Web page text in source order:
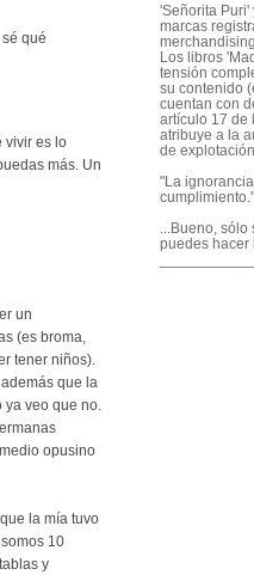
qué
vivir es lo
más. Un
un
(es broma,
tener niños).
que la
ya veo que no.
opusino
la mía tuvo
10
y
'Señorita Puri'
marcas
Los libros
tensión
su contenido
cuentan con
artículo 17 de
atribuye a la
de
"La
...Bueno,
puedes hacer